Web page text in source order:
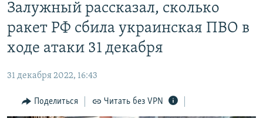
основному
содержанию
Вернутся
главной
навигации
Вернутся
СПЕЦПРОЕКТЫ
11 ЛЕТ ОККУПАЦИИ КРЫМА. 11 ИСТОРИЙ СОПРОТИВЛЕНИЯ
ВОДА
ЕЩЕ
ИНТЕРАКТИВ
РАДІО СВОБОДА
Залужный рассказал, сколько
ракет РФ сбила украинская ПВО в
ходе атаки 31 декабря
31 декабря 2022, 16:43
Поделиться Читать без VPN